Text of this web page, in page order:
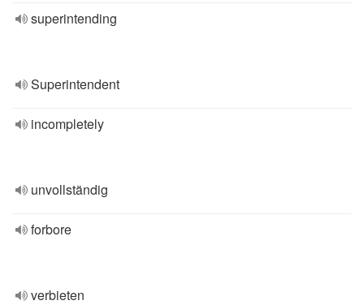
superintending
Superintendent
incompletely
unvollständig
forbore
verbieten